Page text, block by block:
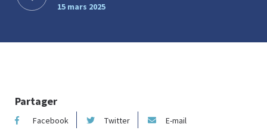
15 mars 2025
Partager
Facebook Twitter E-mail